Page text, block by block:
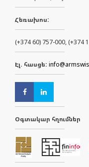
Հեռախոս:
(+374 60) 757-000, (+374
Էլ. հասցե:
Օգտակար հղումներ